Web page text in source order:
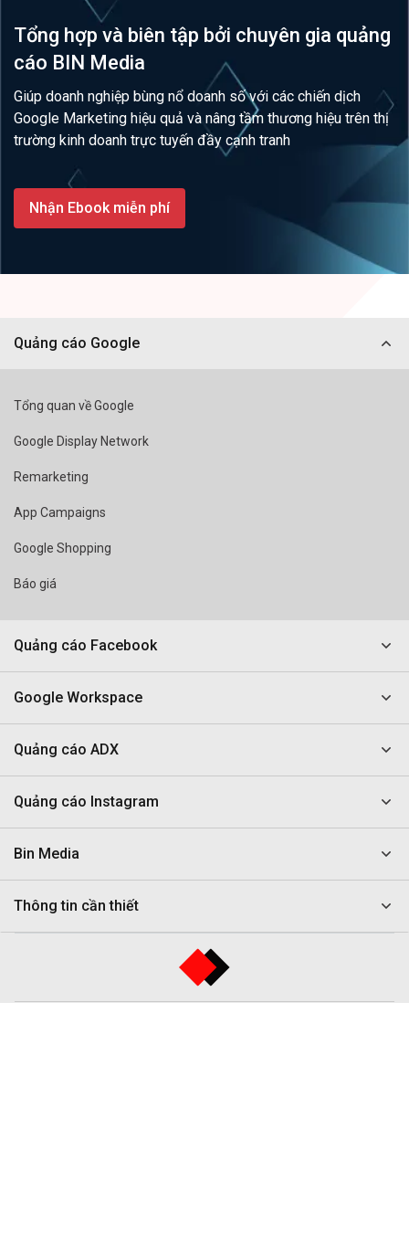
Tổng hợp và biên tập bởi chuyên gia quảng
cáo BIN Media
Giúp doanh nghiệp bùng nổ doanh số với các chiến dịch
Google Marketing hiệu quả và nâng tầm thương hiệu trên thị
trường kinh doanh trực tuyến đầy cạnh tranh
Nhận Ebook miễn phí
Quảng cáo Google
Tổng quan về Google
Google Display Network
Remarketing
App Campaigns
Google Shopping
Báo giá
Quảng cáo Facebook
Google Workspace
Quảng cáo ADX
Quảng cáo Instagram
Bin Media
Thông tin cần thiết